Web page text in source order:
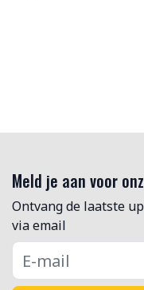
Meld je aan voor
Ontvang de laatste
via email